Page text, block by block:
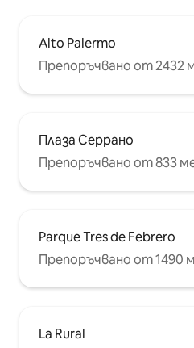
Alto Palermo
Препоръчвано от 2432
Плаза Серрано
Препоръчвано от 833
Parque Tres de Febrero
Препоръчвано от 1490
La Rural